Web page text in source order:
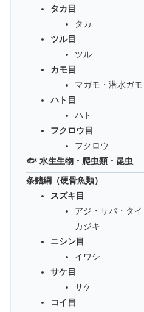
タカ目
タカ
ツル目
ツル
カモ目
マガモ・潜水ガ
ハト目
ハト
フクロウ目
フクロウ
🐟 水生生物・爬虫類・昆虫
条鰭綱（硬骨魚類）
スズキ目
アジ・サバ・タ
カジキ
ニシン目
イワシ
サケ目
サケ
コイ目